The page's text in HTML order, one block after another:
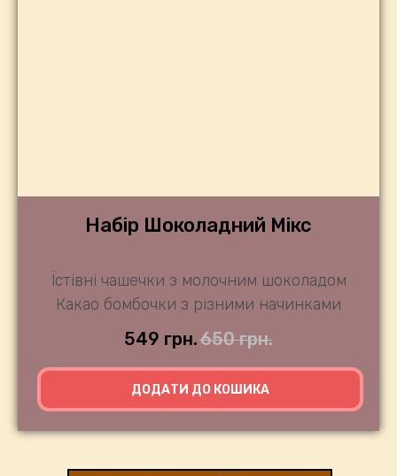
Набір Шоколадний Мікс
Їстівні чашечки з молочним шоколадом
Какао бомбочки з різними начинками
549 грн.650 грн.
ДОДАТИ ДО КОШИКА